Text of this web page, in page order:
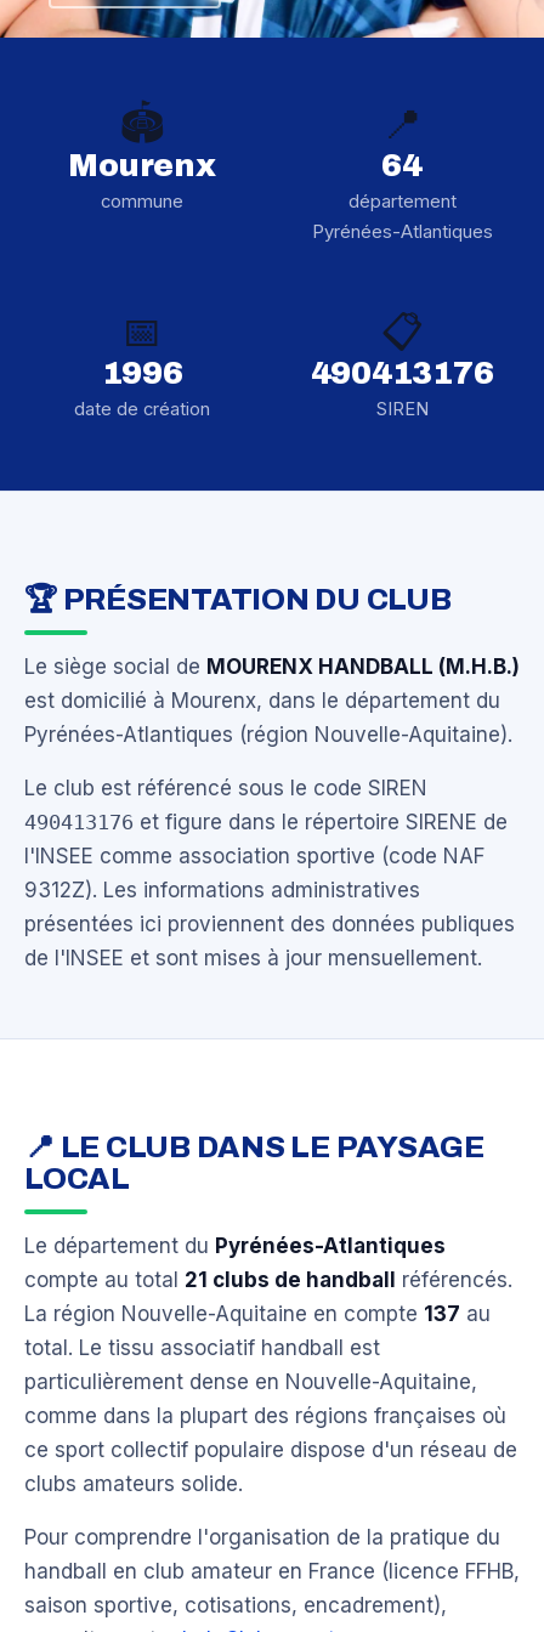
🏟️
Mourenx
commune
📍
64
département
Pyrénées-Atlantiques
📅
1996
date de création
📋
490413176
SIREN
🏆 PRÉSENTATION DU CLUB
Le siège social de MOURENX HANDBALL (M.H.B.)
est domicilié à Mourenx, dans le département du
Pyrénées-Atlantiques (région Nouvelle-Aquitaine).
Le club est référencé sous le code SIREN
490413176 et figure dans le répertoire SIRENE de
l'INSEE comme association sportive (code NAF
9312Z). Les informations administratives
présentées ici proviennent des données publiques
de l'INSEE et sont mises à jour mensuellement.
📍 LE CLUB DANS LE PAYSAGE
LOCAL
Le département du Pyrénées-Atlantiques
compte au total 21 clubs de handball
référencés.
La région Nouvelle-Aquitaine en compte 137 au
total. Le tissu associatif handball est
particulièrement dense en Nouvelle-Aquitaine,
comme dans la plupart des régions françaises où
ce sport collectif populaire dispose d'un réseau de
clubs amateurs solide.
Pour comprendre l'organisation de la pratique du
handball en club amateur en France (licence FFHB,
saison sportive, cotisations, encadrement),